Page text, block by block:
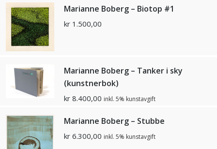
Marianne Boberg – Biotop #1
kr 1.500,00
Marianne Boberg – Tanker i sky
(kunstnerbok)
kr 8.400,00 inkl. 5% kunstavgift
Marianne Boberg – Stubbe
kr 6.300,00 inkl. 5% kunstavgift